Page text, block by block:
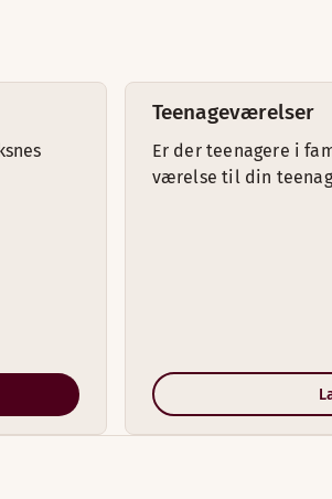
Teenageværelser
Er der teenagere i
værelse til din